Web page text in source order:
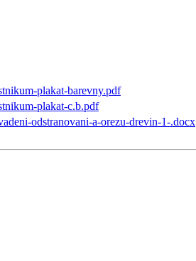
plakat-barevny.pdf
plakat-c.b.pdf
odstranovani-a-orezu-drevin-1-.docx